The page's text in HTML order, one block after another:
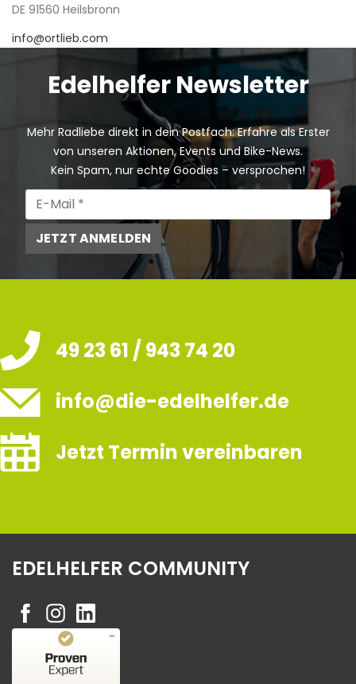
DE 91560 Heilsbronn
info@ortlieb.com
Edelhelfer Newsletter
Mehr Radliebe direkt in dein Postfach: Erfahre als Erster
von unseren Aktionen, Events und Bike-News.
Kein Spam, nur echte Goodies – versprochen!
JETZT ANMELDEN
49 23 61 / 943 74 20
info@die-edelhelfer.de
Jetzt Termin vereinbaren
EDELHELFER COMMUNITY
Kundenbewertungen und Erfahrungen zu